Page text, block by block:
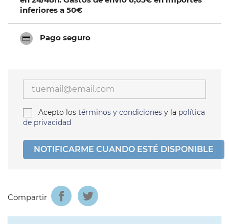
inferiores a 50€
Pago seguro
Acepto los términos y condiciones y la política
de privacidad
NOTIFICARME CUANDO ESTÉ DISPONIBLE
Compartir